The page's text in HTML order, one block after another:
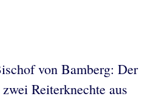
von Bamberg: Der
Reiterknechte aus